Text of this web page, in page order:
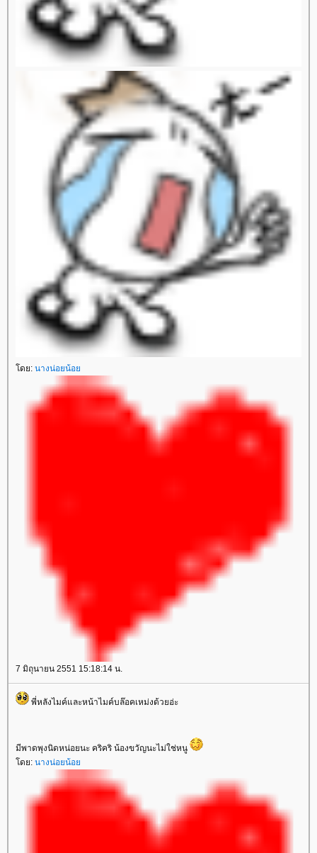
ดย: นางน่อยน้อ
7 มิถุนายน 2551 15:18:14 น.
พี่หลังไมค์และหน้าไมค์บล๊อคเหม่งด้วยอ่ะ
มีพาดพุงนิดหน่อยนะ คริคริ น้องขวัญนะไม่ใช่หนู
ดย: นางน่อยน้อ